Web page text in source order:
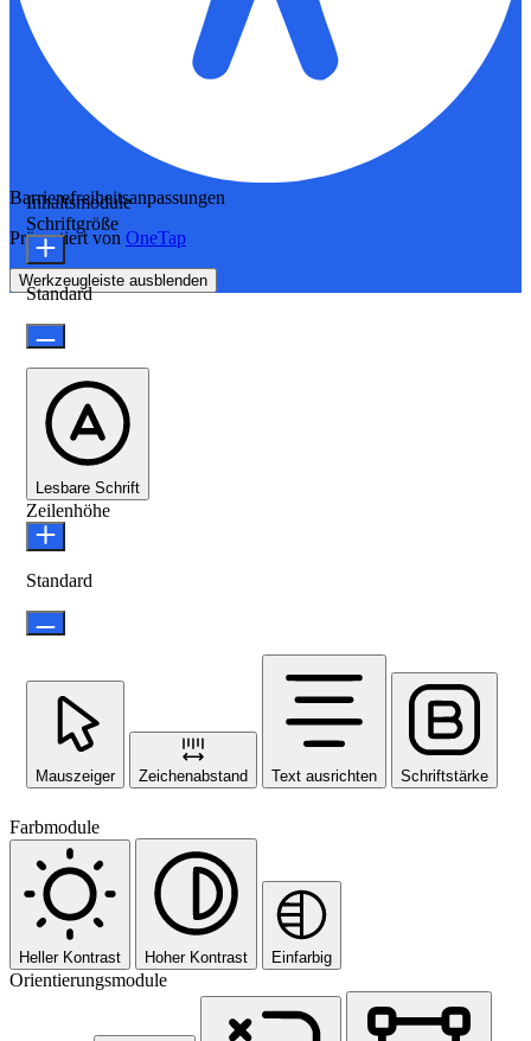
Barrierefreiheitsanpassungen
Präsentiert von OneTap
Werkzeugleiste ausblenden
Inhaltsmodule
Schriftgröße
Standard
Lesbare Schrift
Zeilenhöhe
Standard
Mauszeiger Zeichenabstand Text ausrichten Schriftstärke
Farbmodule
Heller Kontrast Hoher Kontrast Einfarbig
Orientierungsmodule